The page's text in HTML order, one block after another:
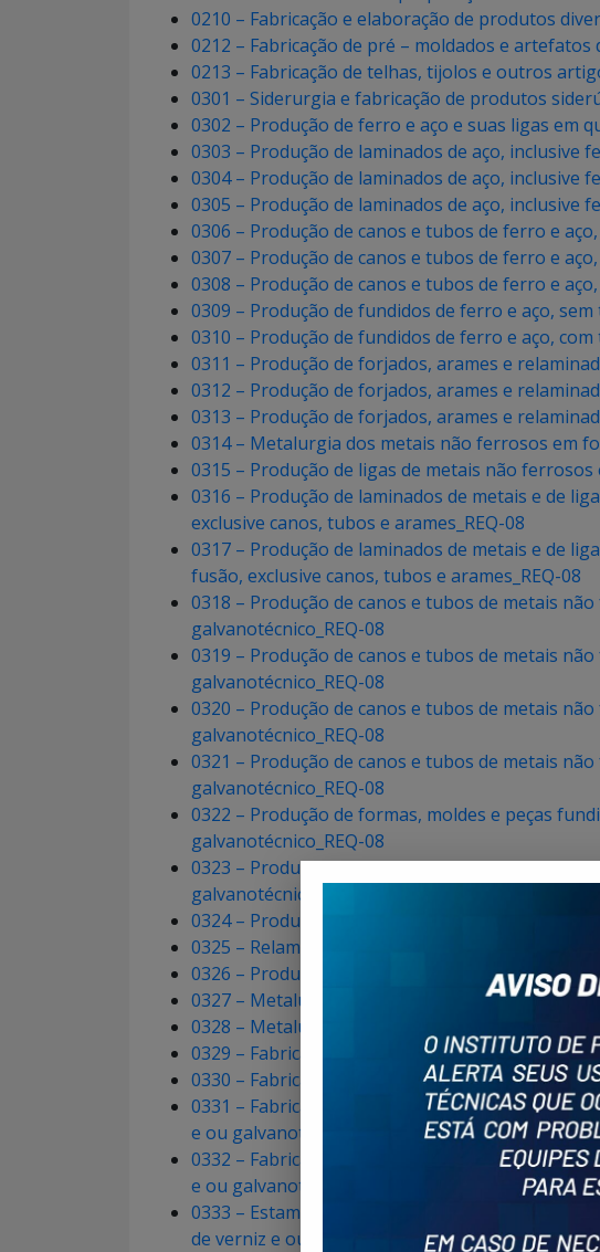
0210 – Fabricação e elaboração de produtos
0212 – Fabricação de pré – moldados e artefatos
0213 – Fabricação de telhas, tijolos e outros
0301 – Siderurgia e fabricação de produtos
0302 – Produção de ferro e aço e suas ligas em
0303 – Produção de laminados de aço, inclusive
0304 – Produção de laminados de aço,
0305 – Produção de laminados de aço,
0306 – Produção de canos e tubos de ferro e
0307 – Produção de canos e tubos de ferro e
0308 – Produção de canos e tubos de ferro e
0309 – Produção de fundidos de ferro e aço,
0310 – Produção de fundidos de ferro e aço,
0311 – Produção de forjados, arames e
0312 – Produção de forjados, arames e
0313 – Produção de forjados, arames e
0314 – Metalurgia dos metais não ferrosos em
0315 – Produção de ligas de metais não
0316 – Produção de laminados de metais e de
exclusive canos, tubos e arames_REQ-08
0317 – Produção de laminados de metais e de
fusão, exclusive canos, tubos e arames_REQ-08
0318 – Produção de canos e tubos de metais
galvanotécnico_REQ-08
0319 – Produção de canos e tubos de metais
galvanotécnico_REQ-08
0320 – Produção de canos e tubos de metais
galvanotécnico_REQ-08
0321 – Produção de canos e tubos de metais
galvanotécnico_REQ-08
0322 – Produção de formas, moldes e peças
galvanotécnico_REQ-08
0323 – Produção de formas, moldes e peças
galvanotécnico_REQ-08
0324 – Produção de fios e arames de metais e de
0325 – Relaminação de metais não ferrosos,
0326 – Produção de soldas e ânodos_REQ-08
0327 – Metalurgia dos metais preciosos_REQ-08
0328 – Metalurgia de pó, inclusive peças
0329 – Fabricação de estruturas metálicas, com
0330 – Fabricação de estruturas metálicas, sem
0331 – Fabricação de artefatos de trefilados de
e ou galvanotécnico e ou pintura por
0332 – Fabricação de artefatos de trefilados de
e ou galvanotécnico e ou pintura por
0333 – Estamparia, funilaria e latoaria com
de verniz e ou esmaltação_REQ-08